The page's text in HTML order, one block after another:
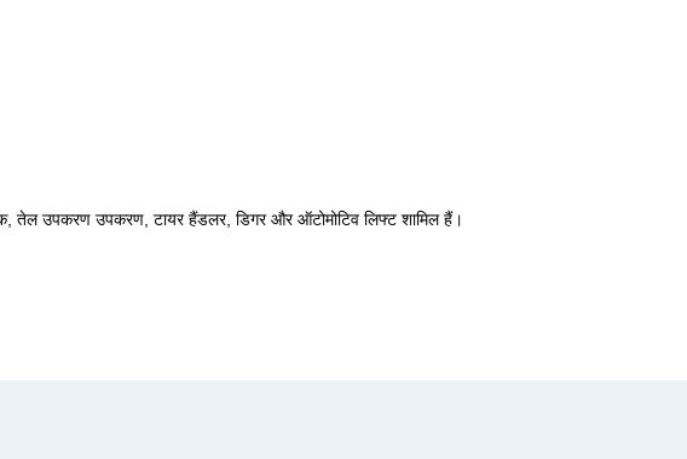
तेल उपकरण उपकरण, टायर हैंडलर, डिगर और ऑटोमोटिव लिफ्ट शामिल हैं।